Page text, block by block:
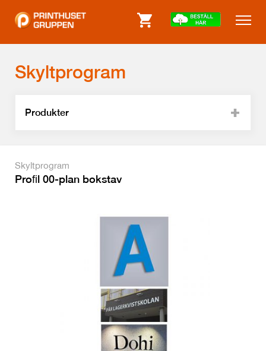
Skyltprogram
Produkter
Skyltprogram
Proﬁl 00-plan bokstav